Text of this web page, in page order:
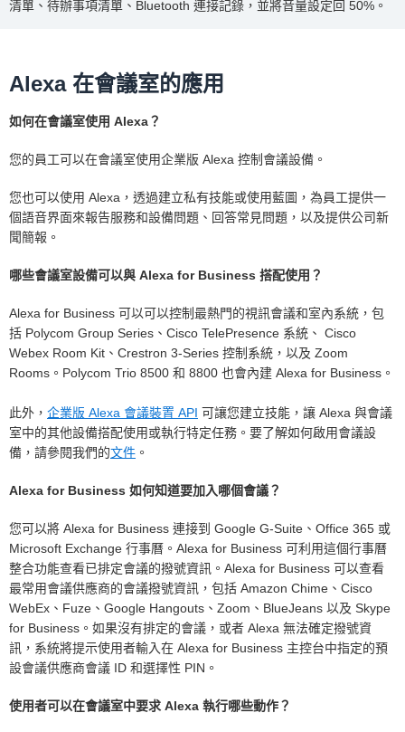
清單、待辦事項清單、Bluetooth 連接記錄，並將音量設定回 50%。
Alexa 在會議室的應用
如何在會議室使用 Alexa？
您的員工可以在會議室使用企業版 Alexa 控制會議設備。
您也可以使用 Alexa，透過建立私有技能或使用藍圖，為員工提供一
個語音界面來報告服務和設備問題、回答常見問題，以及提供公司新
聞簡報。
哪些會議室設備可以與 Alexa for Business 搭配使用？
Alexa for Business 可以可以控制最熱門的視訊會議和室內系統，包
括 Polycom Group Series、Cisco TelePresence 系統、 Cisco
Webex Room Kit、Crestron 3-Series 控制系統，以及 Zoom
Rooms。Polycom Trio 8500 和 8800 也會內建 Alexa for Business。
此外， 企業版 Alexa 會議裝置 API 可讓您建立技能，讓 Alexa 與會議
室中的其他設備搭配使用或執行特定任務。要了解如何啟用會議設
備，請參閱我們的文件 。
Alexa for Business 如何知道要加入哪個會議？
您可以將 Alexa for Business 連接到 Google G-Suite、Office 365 或
Microsoft Exchange 行事曆。Alexa for Business 可利用這個行事曆
整合功能查看已排定會議的撥號資訊。Alexa for Business 可以查看
最常用會議供應商的會議撥號資訊，包括 Amazon Chime、Cisco
WebEx、Fuze、Google Hangouts、Zoom、BlueJeans 以及 Skype
for Business。如果沒有排定的會議，或者 Alexa 無法確定撥號資
訊，系統將提示使用者輸入在 Alexa for Business 主控台中指定的預
設會議供應商會議 ID 和選擇性 PIN。
使用者可以在會議室中要求 Alexa 執行哪些動作？